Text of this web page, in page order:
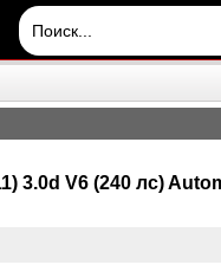
3.0d V6 (240 лс)